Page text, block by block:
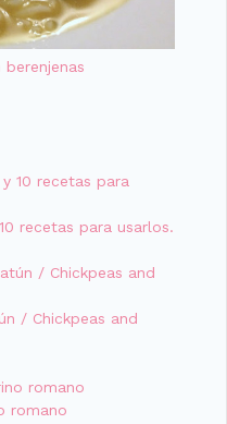
recetas para usarlos.
/ Chickpeas and
romano